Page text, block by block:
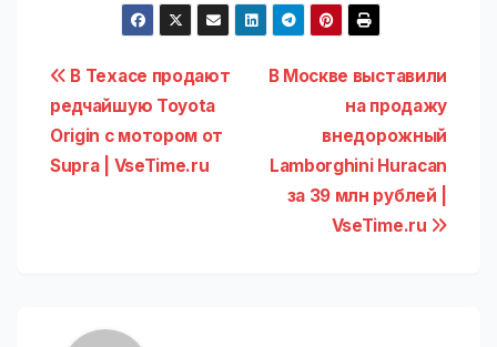
Навигация
по
записям
В Москве выставили
на продажу
внедорожный
Lamborghini Huracan
за 39 млн рублей |
VseTime.ru
В Техасе продают
редчайшую Toyota
Origin с мотором от
Supra | VseTime.ru